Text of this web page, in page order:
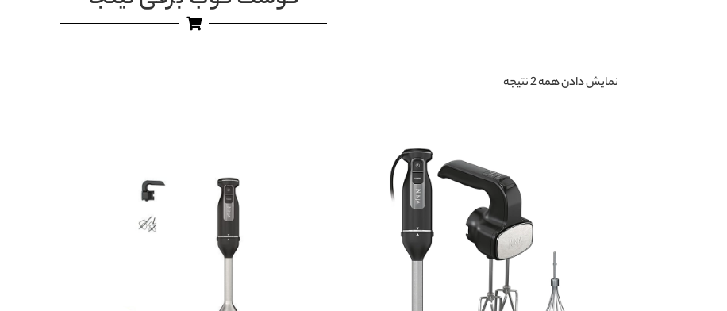
نمایش دادن همه 2 نتیجه